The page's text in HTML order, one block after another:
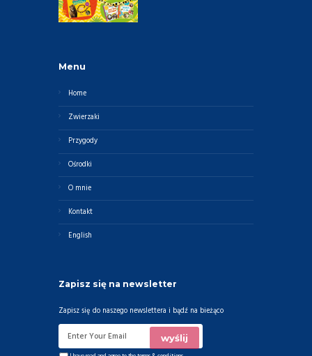
Menu
Home
Zwierzaki
Przygody
Ośrodki
O mnie
Kontakt
English
Zapisz się na newsletter
Zapisz się do naszego newslettera i bądź na bieżąco